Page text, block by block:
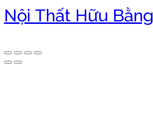
Nội Thất Hữu Bằng